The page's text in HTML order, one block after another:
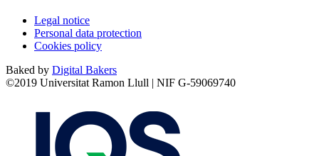
Legal notice
Personal data protection
Cookies policy
Baked by Digital Bakers
©2019 Universitat Ramon Llull | NIF G-59069740